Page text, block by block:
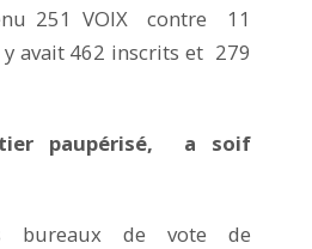
251 VOIX contre 11
avait 462 inscrits et 279
paupérisé, a soif
bureaux de vote de